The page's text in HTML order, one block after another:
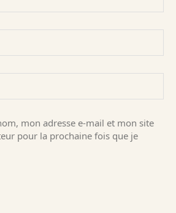
mon adresse e-mail et mon site
pour la prochaine fois que je